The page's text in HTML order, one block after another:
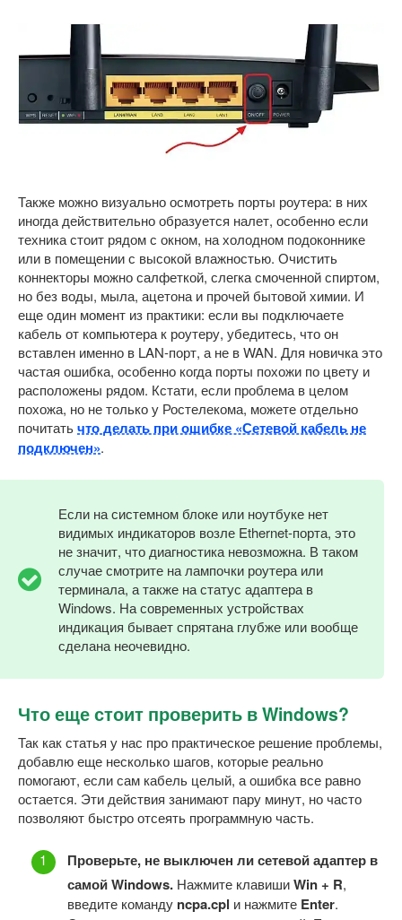
Также можно визуально осмотреть порты роутера: в них
иногда действительно образуется налет, особенно если
техника стоит рядом с окном, на холодном подоконнике
или в помещении с высокой влажностью. Очистить
коннекторы можно салфеткой, слегка смоченной спиртом,
но без воды, мыла, ацетона и прочей бытовой химии. И
еще один момент из практики: если вы подключаете
кабель от компьютера к роутеру, убедитесь, что он
вставлен именно в LAN-порт, а не в WAN. Для новичка это
частая ошибка, особенно когда порты похожи по цвету и
расположены рядом. Кстати, если проблема в целом
похожа, но не только у Ростелекома, можете отдельно
почитатьчто делать при ошибке «Сетевой кабель не
подключен».
Если на системном блоке или ноутбуке нет
видимых индикаторов возле Ethernet-порта, это
не значит, что диагностика невозможна. В таком
случае смотрите на лампочки роутера или
терминала, а также на статус адаптера в
Windows. На современных устройствах
индикация бывает спрятана глубже или вообще
сделана неочевидно.
Что еще стоит проверить в Windows?
Так как статья у нас про практическое решение проблемы,
добавлю еще несколько шагов, которые реально
помогают, если сам кабель целый, а ошибка все равно
остается. Эти действия занимают пару минут, но часто
позволяют быстро отсеять программную часть.
Проверьте, не выключен ли сетевой адаптер в
самой Windows. Нажмите клавишиWin + R,
введите команду ncpa.cpl и нажмите Enter.